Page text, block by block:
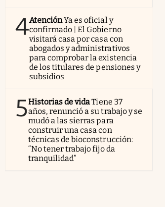
4AtenciónYa es oficial y
confirmado | El Gobierno
visitará casa por casa con
abogados y administrativos
para comprobar la existencia
de los titulares de pensiones y
subsidios
5Historias de vidaTiene 37
años, renunció a su trabajo y se
mudó a las sierras para
construir una casa con
técnicas de bioconstrucción:
“No tener trabajo fijo da
tranquilidad”